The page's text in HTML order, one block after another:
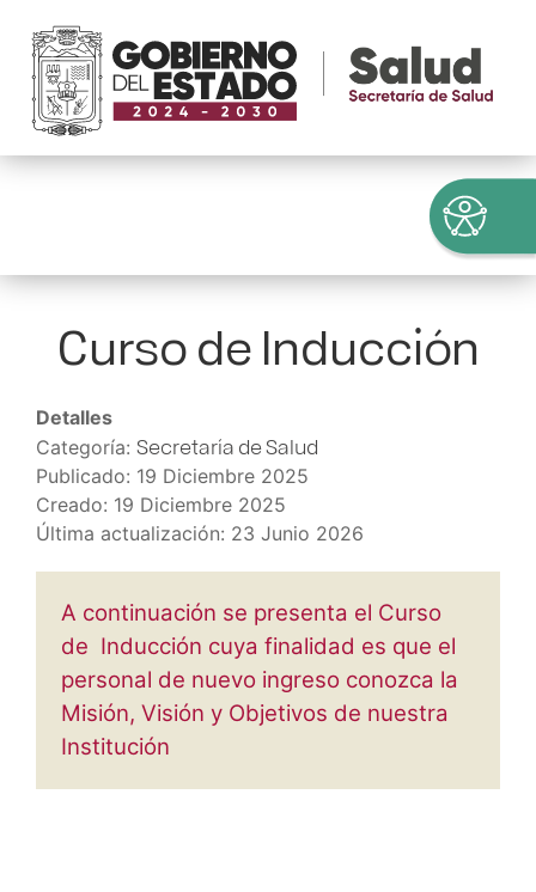
Curso de Inducción
Detalles
Categoría: Secretaría de Salud
Publicado: 19 Diciembre 2025
Creado: 19 Diciembre 2025
Última actualización: 23 Junio 2026
A continuación se presenta el Curso
de Inducción cuya finalidad es que el
personal de nuevo ingreso conozca la
Misión, Visión y Objetivos de nuestra
Institución